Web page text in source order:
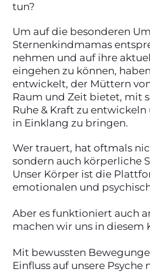
tun?
Um auf die besonderen
Sternenkindmamas
nehmen und auf ihre
eingehen zu können,
entwickelt, der Müttern
Raum und Zeit bietet, mit
Ruhe & Kraft zu
in Einklang zu bringen.
Wer trauert, hat oftmals
sondern auch körperliche
Unser Körper ist die
emotionalen und
Aber es funktioniert auch
machen wir uns in diesem
Mit bewussten
Einfluss auf unsere Psyche